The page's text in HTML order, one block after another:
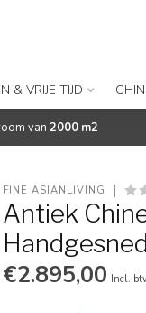
& VRIJE TIJD
van 2000 m2
FINE ASIANLIVING
Antiek
€2.895,00 Incl.